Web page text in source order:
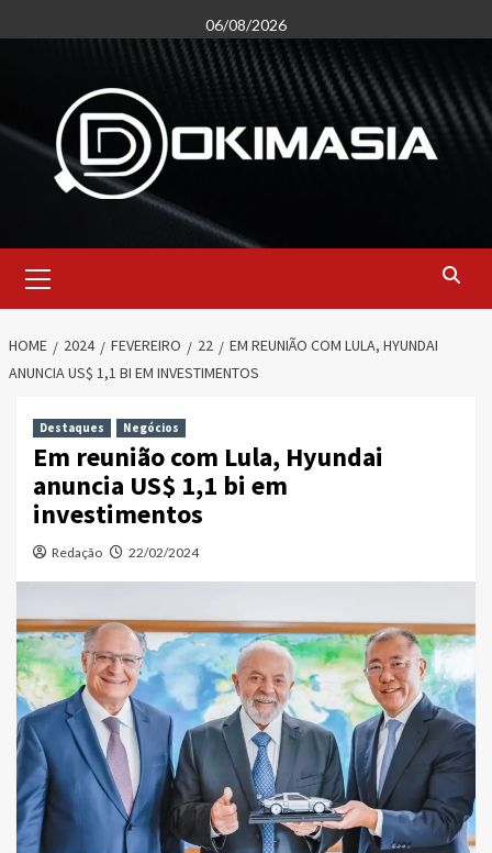
to
06/08/2026
Menu
HOME 2024 FEVEREIRO 22
EM REUNIÃO COM LULA, HYUNDAI
ANUNCIA US$ 1,1 BI EM INVESTIMENTOS
Destaques Negócios
Em reunião com Lula, Hyundai
anuncia US$ 1,1 bi em
investimentos
Redação 22/02/2024